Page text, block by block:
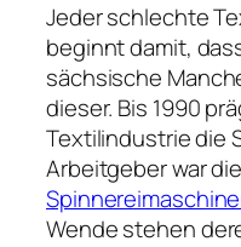
Jeder schlechte
beginnt damit,
sächsische
dieser. Bis 1990
Textilindustrie die
Arbeitgeber war die
Wende stehen